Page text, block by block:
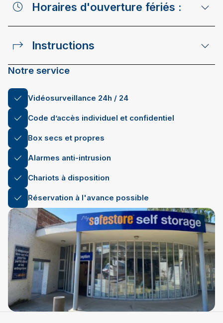
Horaires d'ouverture fériés :
Instructions
Notre service
Vidéosurveillance 24h / 24
Code d’accès individuel et confidentiel
Box secs et propres
Alarmes anti-intrusion
Chariots à disposition
Réservation à l'avance possible